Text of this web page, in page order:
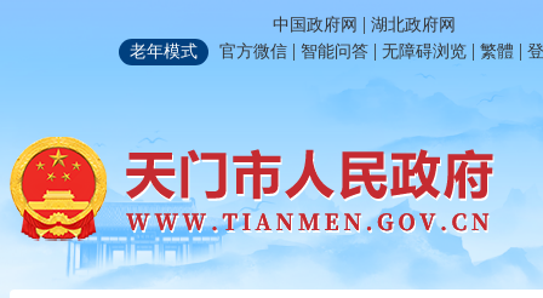
中国政府网 | 湖北政府网
老年模式
官方微信 | 智能问答 | 无障碍浏览 | 繁體 |